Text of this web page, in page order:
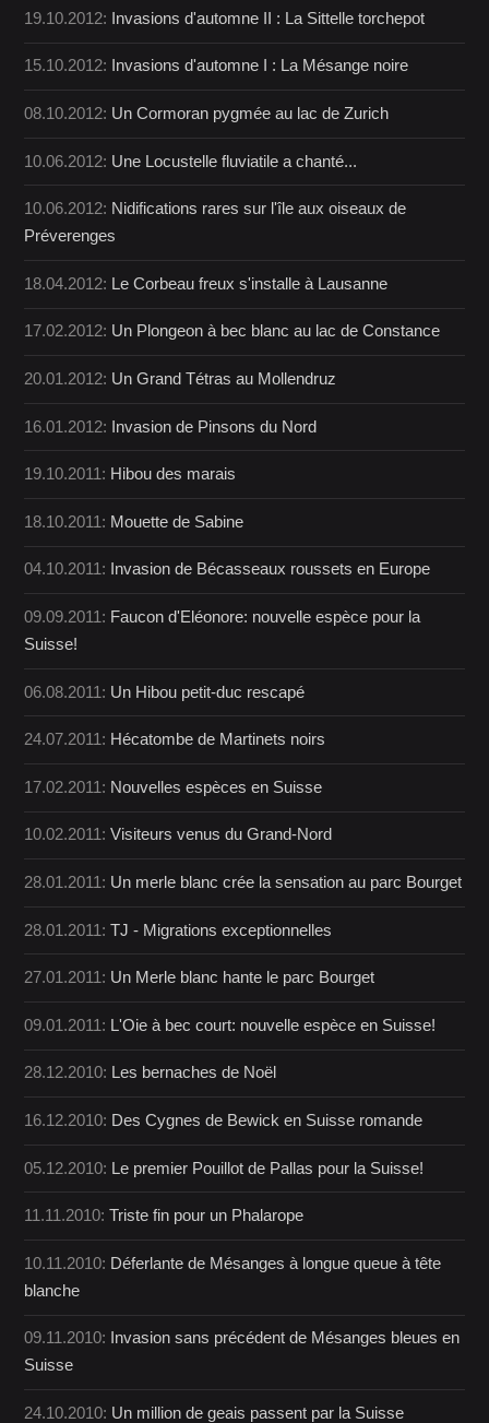
19.10.2012: Invasions d'automne II : La Sittelle torchepot
15.10.2012: Invasions d'automne I : La Mésange noire
08.10.2012: Un Cormoran pygmée au lac de Zurich
10.06.2012: Une Locustelle fluviatile a chanté...
10.06.2012: Nidifications rares sur l'île aux oiseaux de
Préverenges
18.04.2012: Le Corbeau freux s'installe à Lausanne
17.02.2012: Un Plongeon à bec blanc au lac de Constance
20.01.2012: Un Grand Tétras au Mollendruz
16.01.2012: Invasion de Pinsons du Nord
19.10.2011: Hibou des marais
18.10.2011: Mouette de Sabine
04.10.2011: Invasion de Bécasseaux roussets en Europe
09.09.2011: Faucon d'Eléonore: nouvelle espèce pour la
Suisse!
06.08.2011: Un Hibou petit-duc rescapé
24.07.2011: Hécatombe de Martinets noirs
17.02.2011: Nouvelles espèces en Suisse
10.02.2011:Visiteurs venus du Grand-Nord
28.01.2011: Un merle blanc crée la sensation au parc Bourget
28.01.2011:TJ - Migrations exceptionnelles
27.01.2011: Un Merle blanc hante le parc Bourget
09.01.2011: L'Oie à bec court: nouvelle espèce en Suisse!
28.12.2010: Les bernaches de Noël
16.12.2010: Des Cygnes de Bewick en Suisse romande
05.12.2010: Le premier Pouillot de Pallas pour la Suisse!
11.11.2010:Triste fin pour un Phalarope
10.11.2010: Déferlante de Mésanges à longue queue à tête
blanche
09.11.2010:
Invasion sans précédent de Mésanges bleues en
Suisse
24.10.2010: Un million de geais passent par la Suisse